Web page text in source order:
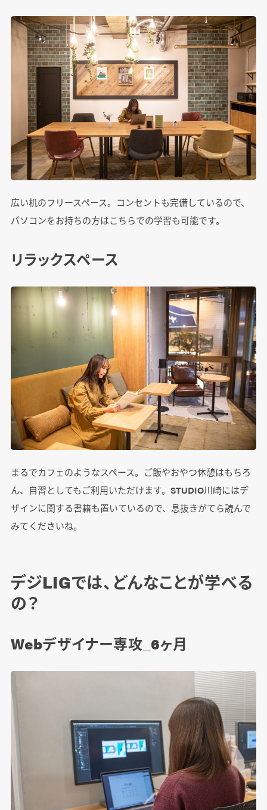
広い机のフリースペース。コンセントも完備しているので、
パソコンをお持ちの方はこちらでの学習も可能です。
リラックスペース
まるでカフェのようなスペース。ご飯やおやつ休憩はもちろ
ん、自習としてもご利用いただけます。STUDIO川崎にはデ
ザインに関する書籍も置いているので、息抜きがてら読んで
みてくださいね。
デジLIGでは、どんなことが学べる
の？
Webデザイナー専攻_6ヶ月